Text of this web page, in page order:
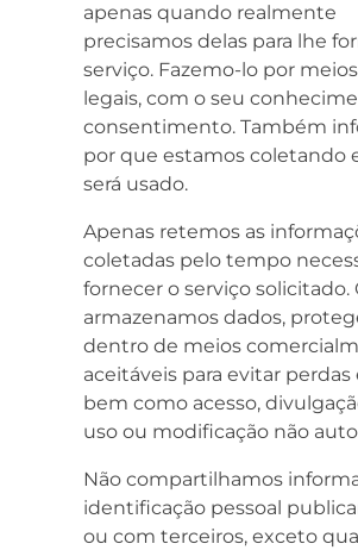
apenas quando realmente
precisamos delas para lhe
serviço. Fazemo-lo por
legais, com o seu
consentimento. Também
por que estamos coletando
será usado.
Apenas retemos as
coletadas pelo tempo
fornecer o serviço solicitado.
armazenamos dados,
dentro de meios
aceitáveis para evitar perdas
bem como acesso,
uso ou modificação não
Não compartilhamos
identificação pessoal
ou com terceiros, exceto